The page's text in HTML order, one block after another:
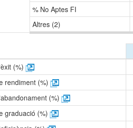
% No Aptes FI
Altres (2)
(%)
rendiment (%)
(%)
graduació (%)